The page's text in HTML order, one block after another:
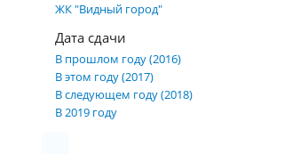
ЖК "Видный город"
Дата сдачи
В прошлом году (2016)
В этом году (2017)
В следующем году (2018)
В 2019 году